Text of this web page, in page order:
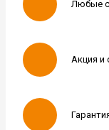
Любые
Акция и